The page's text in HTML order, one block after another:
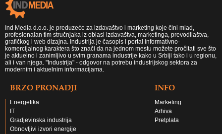
Ind Media d.o.o. je preduzeće za izdavaštvo i marketing koje čini mlad,
profesionalan tim stručnjaka iz oblasi izdavaštva, marketinga, prevodilaštva,
grafičkog i web dizajna. Industrija je časopis i portal informativno-
komercijalnog karaktera što znači da na jednom mestu možete pročitati sve što
je aktuelno i zanimljivo u svim granama industrije kako u Srbiji tako i u regionu,
ali i van njega. "Industrija" - odgovor na potrebu industrijskog sektora za
modernim i aktuelnim informacijama.
BRZO PRONADJI
Energetika
IT
Gradjevinska industrija
Obnovljivi izvori energije
INFO
Marketing
Arhiva
Pretplata